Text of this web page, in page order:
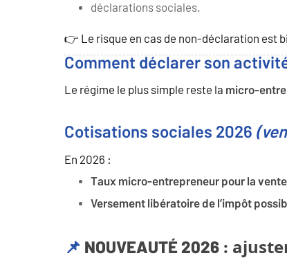
déclarations sociales.
👉 Le risque en cas de non-déclaration est
Comment déclarer son
Le régime le plus simple reste la micro-
Cotisations sociales 2026
En 2026 :
Taux micro-entrepreneur pour la
Versement libératoire de l’impôt
📌 NOUVEAUTÉ 2026 :